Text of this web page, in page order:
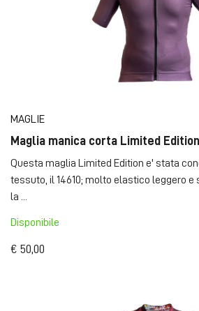
MAGLIE
Maglia manica corta Limited
Questa maglia Limited Edition e' stata
tessuto, il 14610; molto elastico leggero e
la ...
Disponibile
€ 50,00